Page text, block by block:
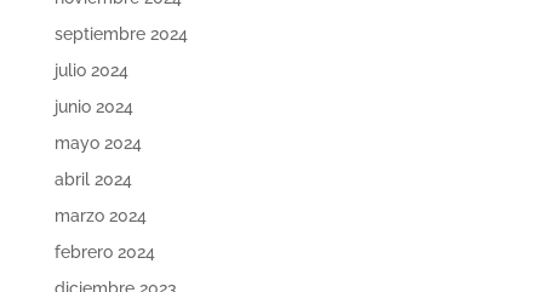
septiembre 2024
julio 2024
junio 2024
mayo 2024
abril 2024
marzo 2024
febrero 2024